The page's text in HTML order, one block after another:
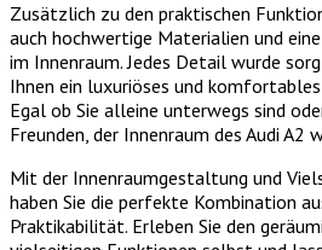
Zusätzlich zu den praktischen
auch hochwertige Materialien und
im Innenraum. Jedes Detail wurde
Ihnen ein luxuriöses und
Egal ob Sie alleine unterwegs sind
Freunden, der Innenraum des Audi A2
Mit der Innenraumgestaltung und
haben Sie die perfekte Kombination
Praktikabilität. Erleben Sie den